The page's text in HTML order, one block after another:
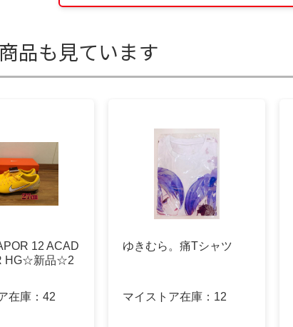
品も見ています
12 ACAD
HG☆新品☆2
在庫： 42
ゆきむら。痛Tシャツ
マイストア在庫： 12